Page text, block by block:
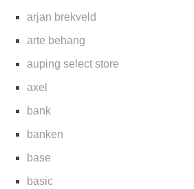
arjan brekveld
arte behang
auping select store
axel
bank
banken
base
basic